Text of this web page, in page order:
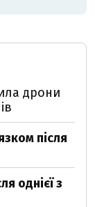
дрони
після
однієї з